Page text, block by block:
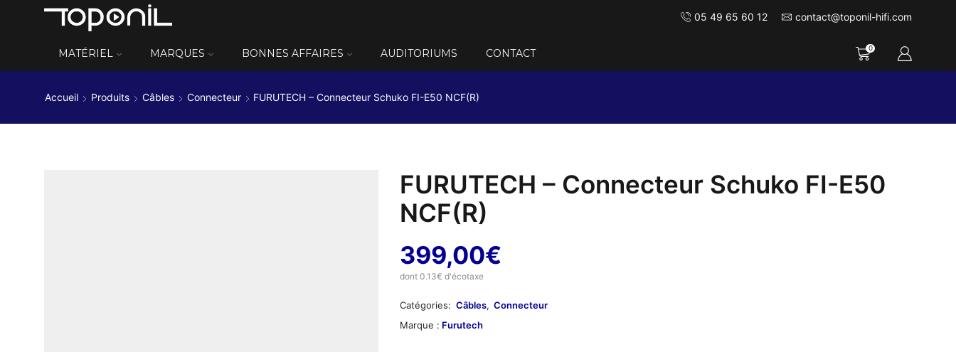
05 49 65 60 12 contact@toponil-hifi.com
MATÉRIEL MARQUES BONNES AFFAIRES AUDITORIUMS CONTACT 0
Accueil Produits Câbles Connecteur FURUTECH – Connecteur Schuko FI-E50 NCF(R)
FURUTECH – Connecteur Schuko FI-E50
NCF(R)
399,00€
dont 0.13€ d'écotaxe
Catégories: Câbles, Connecteur
Marque : Furutech